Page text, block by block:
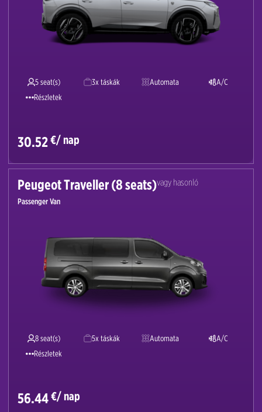
5 seat(s) 3x táskák Automata
A/C
Részletek
30.52€/ nap
Peugeot Traveller (8 seats)vagy hasonló
Passenger Van
8 seat(s) 5x táskák Automata
A/C
Részletek
56.44€/ nap